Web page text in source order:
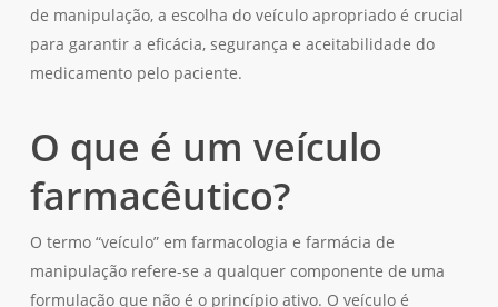
de manipulação, a escolha do veículo apropriado é crucial
para garantir a eficácia, segurança e aceitabilidade do
medicamento pelo paciente.
O que é um veículo
farmacêutico?
O termo “veículo” em farmacologia e farmácia de
manipulação refere-se a qualquer componente de uma
formulação que não é o princípio ativo. O veículo é